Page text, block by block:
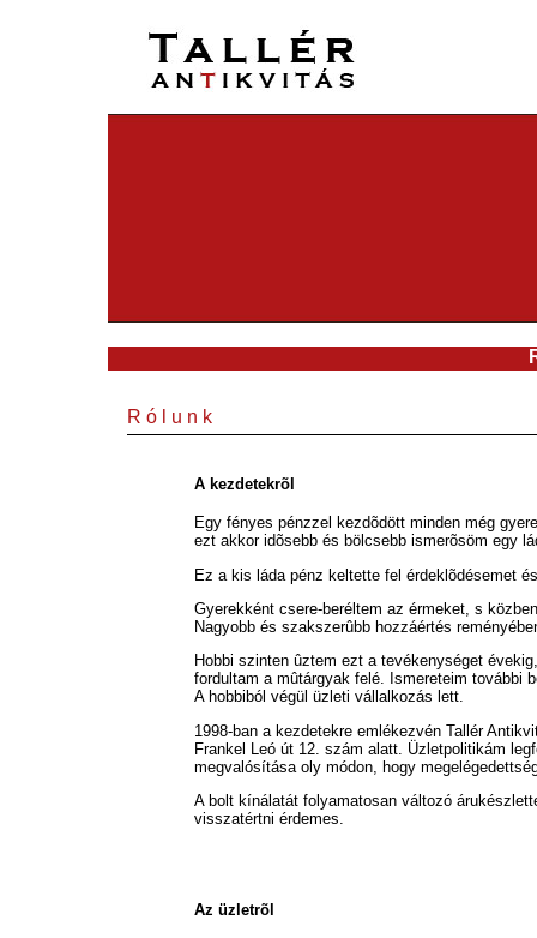
R ó l u n k
A kezdetekrõl
Egy fényes pénzzel kezdõdött minden még
ezt akkor idõsebb és bölcsebb ismerõsöm egy
Ez a kis láda pénz keltette fel érdeklõdésemet
Gyerekként csere-beréltem az érmeket, s
Nagyobb és szakszerûbb hozzáértés
Hobbi szinten ûztem ezt a tevékenységet
fordultam a mûtárgyak felé. Ismereteim további
A hobbiból végül üzleti vállalkozás lett.
1998-ban a kezdetekre emlékezvén Tallér
Frankel Leó út 12. szám alatt. Üzletpolitikám
megvalósítása oly módon, hogy
A bolt kínálatát folyamatosan változó
visszatértni érdemes.
Az üzletrõl